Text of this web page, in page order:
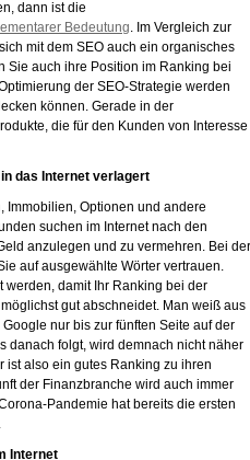
dann ist die
Bedeutung . Im Vergleich zur
mit dem SEO auch ein organisches
Sie auch ihre Position im Ranking bei
der SEO-Strategie werden
können. Gerade in der
die für den Kunden von Interesse
das Internet verlagert
Immobilien, Optionen und andere
suchen im Internet nach den
anzulegen und zu vermehren. Bei der
auf ausgewählte Wörter vertrauen.
werden, damit Ihr Ranking bei der
gut abschneidet. Man weiß aus
nur bis zur fünften Seite auf der
danach folgt, wird demnach nicht näher
ist also ein gutes Ranking zu ihren
der Finanzbranche wird auch immer
Pandemie hat bereits die ersten
Internet